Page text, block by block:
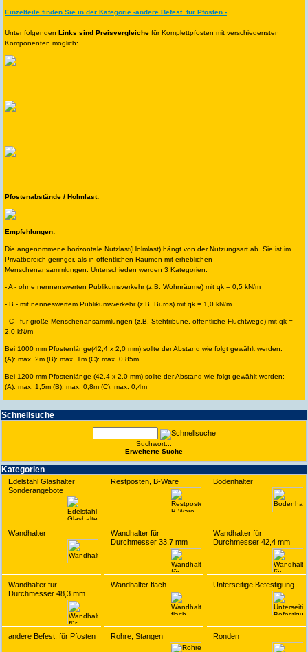
Schnell­suche
Suchwort...
Erwei­terte Suche
Kate­gorien
Edelstahl Glashalter
Sonderangebote
Restposten, B-Ware Bodenhalter
Wandhalter
Wandhalter für
Durchmesser 33,7 mm
Wandhalter für
Durchmesser 42,4 mm
Wandhalter für
Durchmesser 48,3 mm
Wandhalter flach Unterseitige Befestigung
andere Befest. für Pfosten Rohre, Stangen Ronden
Einzelteile finden Sie in der Kategorie -andere Befest. für Pfosten -
Unter folgenden Links sind Preisvergleiche für Komplettpfosten mit verschiedensten
Komponenten möglich:
Pfostenabstände / Holmlast:
Empfehlungen:
Die angenommene horizontale Nutzlast(Holmlast) hängt von der Nutzungsart ab. Sie ist im
Privatbereich geringer, als in öffentlichen Räumen mit erheblichen
Menschenansammlungen. Unterschieden werden 3 Kategorien:
- A - ohne nennenswerten Publikumsverkehr (z.B. Wohnräume) mit qk = 0,5 kN/m
- B - mit nenneswertem Publikumsverkehr (z.B. Büros) mit qk = 1,0 kN/m
- C - für große Menschenansammlungen (z.B. Stehtribüne, öffentliche Fluchtwege) mit qk =
2,0 kN/m
Bei 1000 mm Pfostenlänge(42,4 x 2,0 mm) sollte der Abstand wie folgt gewählt werden:
(A): max. 2m (B): max. 1m (C): max. 0,85m
Bei 1200 mm Pfostenlänge (42,4 x 2,0 mm) sollte der Abstand wie folgt gewählt werden:
(A): max. 1,5m (B): max. 0,8m (C): max. 0,4m